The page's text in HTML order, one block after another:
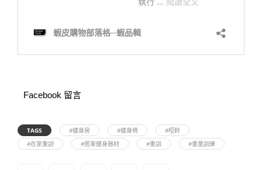
Facebook 留言
TAGS #健身房 #健身椅
#啞鈴
#在家重訓
#居家健身器材 #重訓 #重量訓練